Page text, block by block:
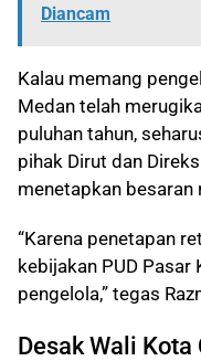
Diancam
Kalau memang
Medan telah
puluhan tahun,
pihak Dirut dan
menetapkan besaran
“Karena penetapan
kebijakan PUD Pasar
pengelola,” tegas
Desak Wali Kota